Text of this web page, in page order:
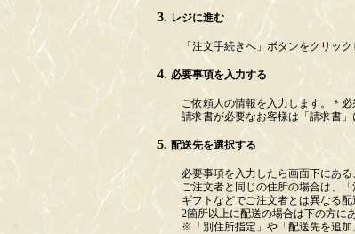
レジに進む
「注文手続きへ」ボタンをクリック
必要事項を入力する
ご依頼人の情報を入力します。 ＊
請求書が必要なお客様は「請求書
配送先を選択する
必要事項を入力したら画面下にある
ご注文者と同じの住所の場合は、
ギフトなどでご注文者とは異なる
2箇所以上に配送の場合は下の方に
※「別住所指定」や「配送先を追加